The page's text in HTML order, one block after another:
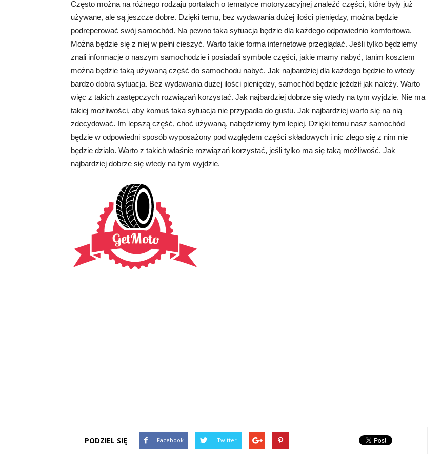
Często można na różnego rodzaju portalach o tematyce motoryzacyjnej znaleźć części, które były już
używane, ale są jeszcze dobre. Dzięki temu, bez wydawania dużej ilości pieniędzy, można będzie
podreperować swój samochód. Na pewno taka sytuacja będzie dla każdego odpowiednio komfortowa.
Można będzie się z niej w pełni cieszyć. Warto takie forma internetowe przeglądać. Jeśli tylko będziemy
znali informacje o naszym samochodzie i posiadali symbole części, jakie mamy nabyć, tanim kosztem
można będzie taką używaną część do samochodu nabyć. Jak najbardziej dla każdego będzie to wtedy
bardzo dobra sytuacja. Bez wydawania dużej ilości pieniędzy, samochód będzie jeździł jak należy. Warto
więc z takich zastępczych rozwiązań korzystać. Jak najbardziej dobrze się wtedy na tym wyjdzie. Nie ma
takiej możliwości, aby komuś taka sytuacja nie przypadła do gustu. Jak najbardziej warto się na nią
zdecydować. Im lepszą część, choć używaną, nabędziemy tym lepiej. Dzięki temu nasz samochód
będzie w odpowiedni sposób wyposażony pod względem części składowych i nic złego się z nim nie
będzie działo. Warto z takich właśnie rozwiązań korzystać, jeśli tylko ma się taką możliwość. Jak
najbardziej dobrze się wtedy na tym wyjdzie.
PODZIEL SIĘ Facebook Twitter